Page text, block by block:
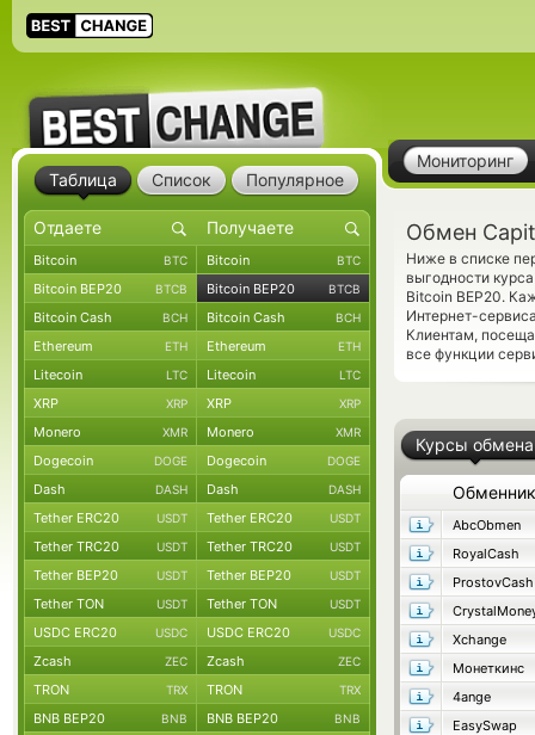
Мониторинг
Обмен
Ниже в списке
выгодности
Bitcoin BEP20.
Интернет-
Клиентам,
все функции
Курсы обмена
Обменник
AbcObmen
RoyalCash
ProstovCash
Xchange
Монеткинс
4ange
EasySwap
Таблица Список Популярное
Bitcoin BTC Bitcoin BTC
Bitcoin BEP20 BTCB Bitcoin BEP20 BTCB
Bitcoin Cash BCH Bitcoin Cash BCH
Ethereum ETH Ethereum ETH
Litecoin LTC Litecoin LTC
XRP XRP XRP XRP
Monero XMR Monero XMR
Dogecoin DOGE Dogecoin DOGE
Dash DASH Dash DASH
Tether ERC20 USDT Tether ERC20 USDT
Tether TRC20 USDT Tether TRC20 USDT
Tether BEP20 USDT Tether BEP20 USDT
Tether TON USDT Tether TON USDT
USDC ERC20 USDC USDC ERC20 USDC
Zcash ZEC Zcash ZEC
TRON TRX TRON TRX
BNB BEP20 BNB BNB BEP20 BNB